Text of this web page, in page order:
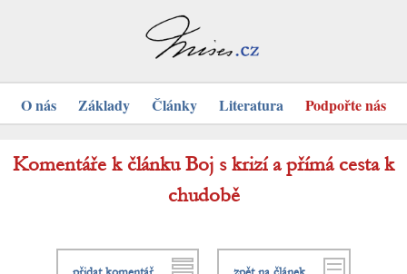
O nás Základy Články Literatura Podpořte nás
Komentáře k článku Boj s krizí a přímá cesta k
chudobě